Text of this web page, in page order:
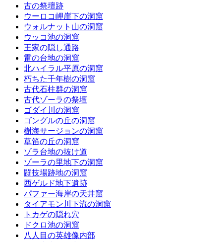
古の祭壇跡
ウーロコ岬崖下の洞窟
ウォルナット山の洞窟
ウッコ池の洞窟
王家の隠し通路
雷の台地の洞窟
北ハイラル平原の洞窟
朽ちた千年樹の洞窟
古代石柱群の洞窟
古代ゾーラの祭壇
ゴダイ川の洞窟
ゴングルの丘の洞窟
樹海サージョンの洞窟
草笛の丘の洞窟
ゾラ台地の抜け道
ゾーラの里地下の洞窟
闘技場跡地の洞窟
西ゲルド地下遺跡
パファー海岸の天井窟
タイアモン川下流の洞窟
トカゲの隠れ穴
ドクロ池の洞窟
八人目の英雄像内部